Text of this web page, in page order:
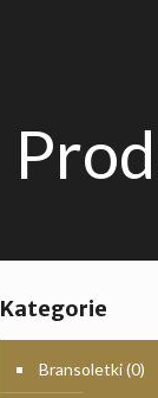
Kategorie
Bransoletki(0)